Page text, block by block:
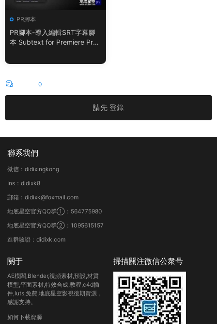
PR腳本
PR腳本-導入編輯SRT字幕腳
本 Subtext for Premiere Pro
0
請先 登錄
聯系我們
微信：didixingkong
Ins：didixk8
郵箱：didixk@foxmail.com
地底星空官方QQ群①：564775980
地底星空官方QQ群②：1095615157
進群驗證：didixk.com
關于
AE模闆,Blender,視頻素材,預設,材質
模型,平面素材,特效合成,教程,c4d插
件,luts,免費,地底星空影視後期資源，
感謝支持。
如何下載資源
掃描關注微信公衆号